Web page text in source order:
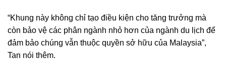
“Khung này không chỉ tạo điều kiện cho tăng trưởng mà
còn bảo vệ các phân ngành nhỏ hơn của ngành du lịch để
đảm bảo chúng vẫn thuộc quyền sở hữu của Malaysia”,
Tan nói thêm.